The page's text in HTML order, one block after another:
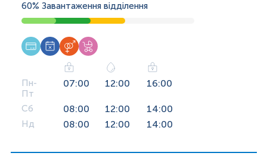
60% Завантаження відділення
Пн-
Пт
07:00 12:00 16:00
Сб 08:00 12:00 14:00
Нд 08:00 12:00 14:00